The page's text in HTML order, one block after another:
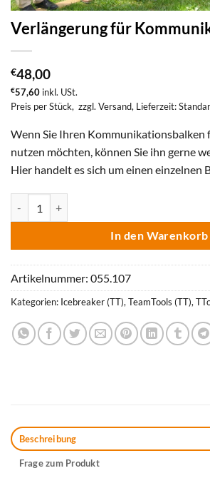
Verlängerung für
€48,00
€57,60 inkl. USt.
Preis per Stück, zzgl. Versand, Lieferzeit:
Wenn Sie Ihren Kommunikationsbalken
nutzen möchten, können Sie ihn gerne
Hier handelt es sich um einen einzelnen
In den Warenkorb
Artikelnummer: 055.107
Kategorien: Icebreaker (TT), TeamTools (TT),
Beschreibung
Frage zum Produkt